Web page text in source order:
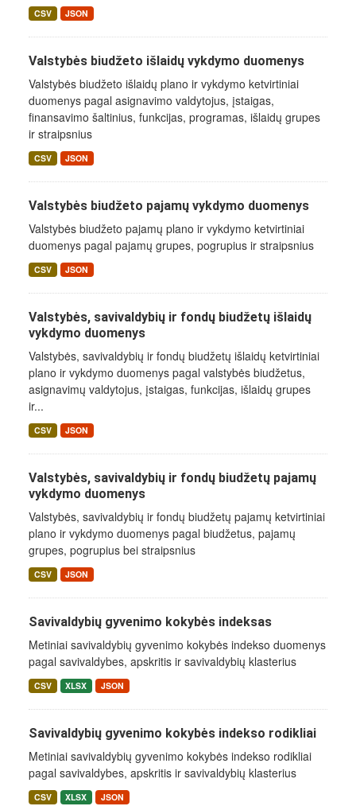
CSV JSON
Valstybės biudžeto išlaidų vykdymo duomenys
Valstybės biudžeto išlaidų plano ir vykdymo ketvirtiniai
duomenys pagal asignavimo valdytojus, įstaigas,
finansavimo šaltinius, funkcijas, programas, išlaidų grupes
ir straipsnius
CSV JSON
Valstybės biudžeto pajamų vykdymo duomenys
Valstybės biudžeto pajamų plano ir vykdymo ketvirtiniai
duomenys pagal pajamų grupes, pogrupius ir straipsnius
CSV JSON
Valstybės, savivaldybių ir fondų biudžetų išlaidų
vykdymo duomenys
Valstybės, savivaldybių ir fondų biudžetų išlaidų ketvirtiniai
plano ir vykdymo duomenys pagal valstybės biudžetus,
asignavimų valdytojus, įstaigas, funkcijas, išlaidų grupes
ir...
CSV JSON
Valstybės, savivaldybių ir fondų biudžetų pajamų
vykdymo duomenys
Valstybės, savivaldybių ir fondų biudžetų pajamų ketvirtiniai
plano ir vykdymo duomenys pagal biudžetus, pajamų
grupes, pogrupius bei straipsnius
CSV JSON
Savivaldybių gyvenimo kokybės indeksas
Metiniai savivaldybių gyvenimo kokybės indekso duomenys
pagal savivaldybes, apskritis ir savivaldybių klasterius
CSV XLSX JSON
Savivaldybių gyvenimo kokybės indekso rodikliai
Metiniai savivaldybių gyvenimo kokybės indekso rodikliai
pagal savivaldybes, apskritis ir savivaldybių klasterius
CSV XLSX JSON